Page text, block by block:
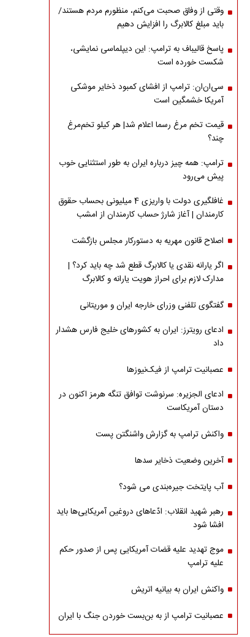
وقتی از وفاق صحبت می‌کنم، منظورم مردم هستند/
باید مبلغ کالابرگ را افزایش دهیم
پاسخ قالیباف به ترامپ: این دیپلماسی نمایشی،
شکست خورده است
سی‌ان‌ان: ترامپ از افشای کمبود ذخایر موشکی
آمریکا خشمگین است
قیمت تخم مرغ رسما اعلام شد| هر کیلو تخم‌مرغ
چند؟
ترامپ: همه چیز درباره ایران به طور استثنایی خوب
پیش می‌رود
غافلگیری دولت با واریزی 4 میلیونی بحساب حقوق
کارمندان | آغاز شارژ حساب کارمندان از امشب
اصلاح قانون مهریه به دستورکار مجلس بازگشت
اگر یارانه نقدی یا کالابرگ قطع شد چه باید کرد؟ |
مدارک لازم برای احراز هویت یارانه و کالابرگ
گفتگوی تلفنی وزرای خارجه ایران و موریتانی
ادعای رویترز: ایران به کشورهای خلیج فارس هشدار
داد
عصبانیت ترامپ از فیک‌نیوزها
ادعای الجزیره: سرنوشت توافق تنگه هرمز اکنون در
دستان آمریکاست
واکنش ترامپ به گزارش واشنگتن پست
آخرین وضعیت ذخایر سدها
آب پایتخت جیره‌بندی می شود؟
رهبر شهید انقلاب: ادّعاهای دروغین آمریکایی‌ها باید
افشا شود
موج تهدید علیه قضات آمریکایی پس از صدور حکم
علیه ترامپ
واکنش ایران به بیانیه اتریش
عصبانیت ترامپ از به بن‌بست خوردن جنگ با ایران